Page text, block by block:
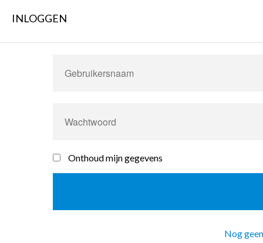
INLOGGEN
Onthoud mijn gegevens
Nog